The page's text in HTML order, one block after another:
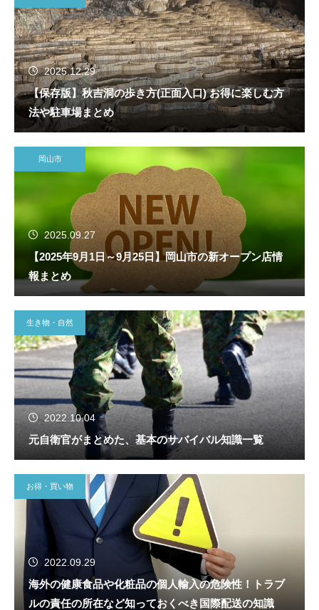
2025.12.29
【保存版】秋吉洞の歩き方(正面入口) お得に楽しむ方
法や駐車場まとめ
岡山市
2025.09.27
【2025年9月1日～9月25日】岡山市の新オープン店情
報まとめ
生き物・自然
2022.10.04
元自衛官がまとめた、基本のサバイバル知識一覧
お得・買い物
2022.09.29
海外の健康食品や化粧品の個人輸入の危険性！トラブ
ルの責任の所在など知っておくべき国際配送の知識